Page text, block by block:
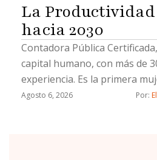
La
hacia 2030
Contadora Pública
capital humano, con más de
experiencia. Es la primera
Coparmex Tijuana.
Agosto 6, 2026 Por: